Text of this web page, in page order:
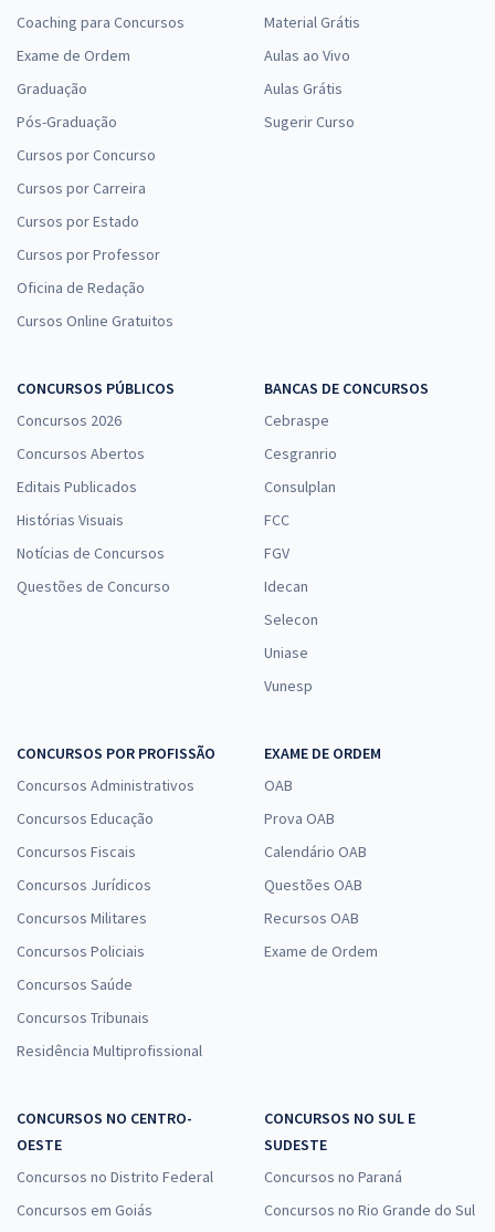
Coaching para Concursos
Exame de Ordem
Graduação
Pós-Graduação
Cursos por Concurso
Cursos por Carreira
Cursos por Estado
Cursos por Professor
Oficina de Redação
Cursos Online Gratuitos
Material Grátis
Aulas ao Vivo
Aulas Grátis
Sugerir Curso
CONCURSOS PÚBLICOS
Concursos 2026
Concursos Abertos
Editais Publicados
Histórias Visuais
Notícias de Concursos
Questões de Concurso
BANCAS DE CONCURSOS
Cebraspe
Cesgranrio
Consulplan
FCC
FGV
Idecan
Selecon
Uniase
Vunesp
CONCURSOS POR PROFISSÃO
Concursos Administrativos
Concursos Educação
Concursos Fiscais
Concursos Jurídicos
Concursos Militares
Concursos Policiais
Concursos Saúde
Concursos Tribunais
Residência Multiprofissional
EXAME DE ORDEM
OAB
Prova OAB
Calendário OAB
Questões OAB
Recursos OAB
Exame de Ordem
CONCURSOS NO CENTRO-
OESTE
Concursos no Distrito Federal
Concursos em Goiás
CONCURSOS NO SUL E
SUDESTE
Concursos no Paraná
Concursos no Rio Grande do Sul